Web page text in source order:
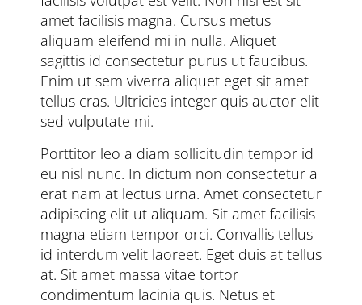
amet facilisis magna. Cursus metus
aliquam eleifend mi in nulla. Aliquet
sagittis id consectetur purus ut faucibus.
Enim ut sem viverra aliquet eget sit amet
tellus cras. Ultricies integer quis auctor elit
sed vulputate mi.
Porttitor leo a diam sollicitudin tempor id
eu nisl nunc. In dictum non consectetur a
erat nam at lectus urna. Amet consectetur
adipiscing elit ut aliquam. Sit amet facilisis
magna etiam tempor orci. Convallis tellus
id interdum velit laoreet. Eget duis at tellus
at. Sit amet massa vitae tortor
condimentum lacinia quis. Netus et